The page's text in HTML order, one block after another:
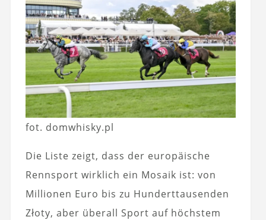
fot. domwhisky.pl
Die Liste zeigt, dass der europäische
Rennsport wirklich ein Mosaik ist: von
Millionen Euro bis zu Hunderttausenden
Złoty, aber überall Sport auf höchstem